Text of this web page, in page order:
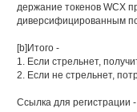
держание токенов WCX
диверсифицированным
[b]Итого -
1. Если стрельнет,
2. Если не стрельнет,
Ссылка для регистрации